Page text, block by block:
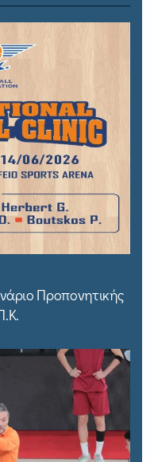
Προπονητικής